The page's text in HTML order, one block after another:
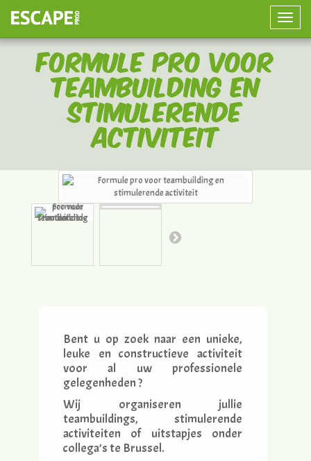
Toggle
Formule pro voor
teambuilding en
stimulerende
activiteit
Bent u op zoek naar een unieke,
leuke en constructieve activiteit
voor al uw professionele
gelegenheden ?
Wij organiseren jullie
teambuildings, stimulerende
activiteiten of uitstapjes onder
collega’s te Brussel.